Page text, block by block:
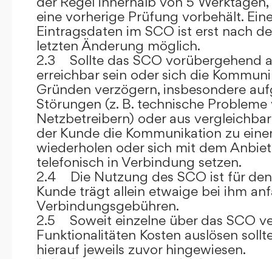
eine vorherige Prüfung vorbehält.
Eintragsdaten im SCO ist erst nach
letzten Änderung möglich.
2.3 Sollte das SCO vorübergehend
erreichbar sein oder sich die
Gründen verzögern, insbesondere
Störungen (z. B. technische
Netzbetreibern) oder aus
der Kunde die Kommunikation zu
wiederholen oder sich mit dem
telefonisch in Verbindung setzen.
2.4 Die Nutzung des SCO ist für den
Kunde trägt allein etwaige bei ihm
Verbindungsgebühren.
2.5 Soweit einzelne über das SCO
Funktionalitäten Kosten auslösen
hierauf jeweils zuvor hingewiesen.